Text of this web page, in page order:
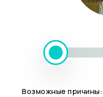
Возможные причины: